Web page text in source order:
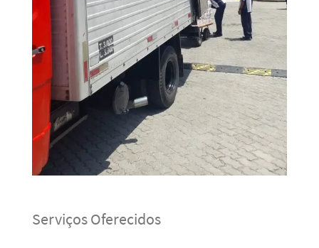
Serviços Oferecidos